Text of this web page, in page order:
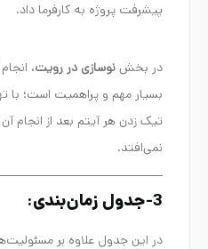
پیشرفت پروژه به کارفرما داد.
در بخشنوسازی در رویت،
بسیار مهم و پراهمیت است؛ با
تیک زدن هر آیتم بعد از انجام
نمی‌افتد.
3-جدول زمان‌بندی:
در این جدول علاوه بر